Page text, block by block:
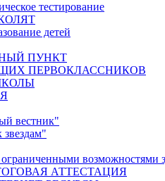
тестирование
детей
ПУНКТ
ПЕРВОКЛАССНИКОВ
вестник"
возможностями
АТТЕСТАЦИЯ